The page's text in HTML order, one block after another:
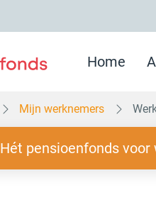
Home
Mijn werknemers
Hét pensioenfonds